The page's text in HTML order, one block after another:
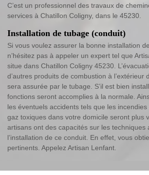
C’est un professionnel des travaux de
services à Chatillon Coligny, dans le 45230.
Installation de tubage (conduit)
Si vous voulez assurer la bonne installation
n’hésitez pas à appeler un expert tel que
situe dans Chatillon Coligny 45230.
d’autres produits de combustion à l’extérieur
sera assurée par le tubage. S’il est bien
fonctions seront accomplies à la normale.
les éventuels accidents tels que les incendies
gaz toxiques dans votre domicile seront plus
artisans ont des capacités sur les techniques
l’installation de ce conduit. En effet, vous
pertinents. Appelez Artisan Lenfant.